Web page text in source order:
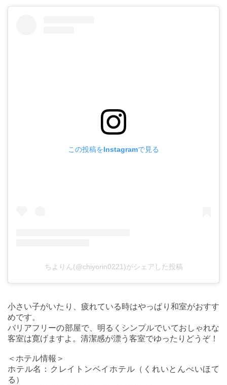
この投稿をInstagramで見る
ちよりん(@chiyorin0221)がシェアした投稿
小さい子がいたり、疲れている時はやっぱり和室がおすす
めです。
バリアフリーの部屋で、明るくシンプルでいておしゃれな
客室は寛げますよ。清潔感が漂う客室でゆったりどうぞ！
＜ホテル情報＞
ホテル名：クレイトンベイホテル（くれいとんべいほて
る）